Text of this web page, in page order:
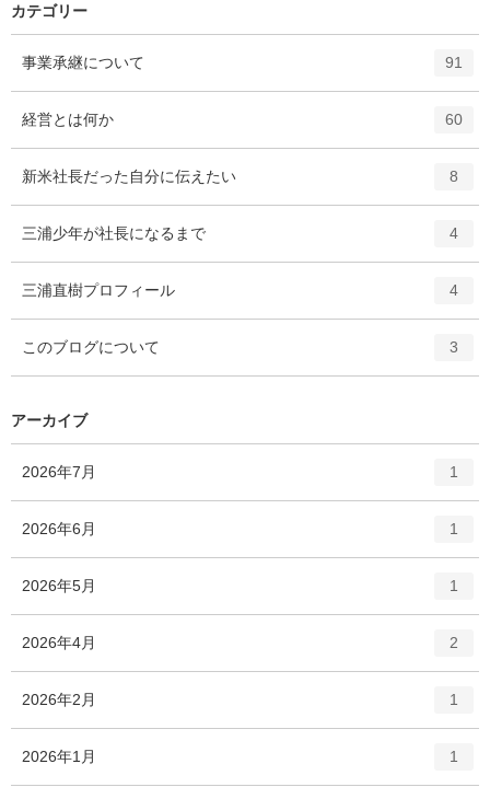
カテゴリー
事業承継について
ー
数
91
経営とは何かエ
リ
ー
数
60
件
新米社長だった自分に伝えたいエ
ー
8
件
三浦少年が社長になるまでエ
ー
4
件
三浦直樹プロフィールエ
ー
4
件
このブログについて 3
アーカイブ
2026年7月
ー
1
2026年6月
ー
1
2026年5月
ー
1
2026年4月
ー
2
2026年2月 1
2026年1月 1